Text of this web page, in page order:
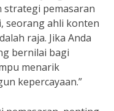
pemasaran
seorang ahli konten
raja. Jika Anda
bernilai bagi
menarik
kepercayaan.”